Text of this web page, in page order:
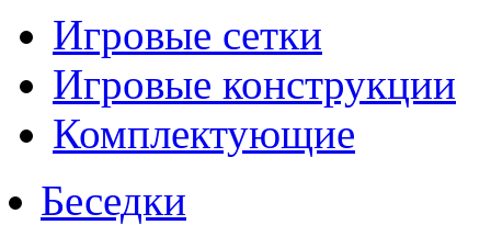
Игровые сетки
Игровые конструкции
Комплектующие
Беседки